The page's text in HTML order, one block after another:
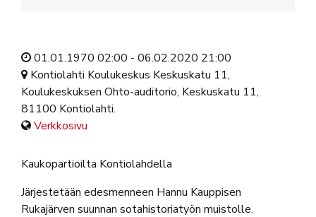
01.01.1970 02:00 - 06.02.2020 21:00
Kontiolahti Koulukeskus Keskuskatu 11,
Koulukeskuksen Ohto-auditorio, Keskuskatu 11,
81100 Kontiolahti.
Verkkosivu
Kaukopartioilta Kontiolahdella
Järjestetään edesmenneen Hannu Kauppisen
Rukajärven suunnan sotahistoriatyön muistolle.